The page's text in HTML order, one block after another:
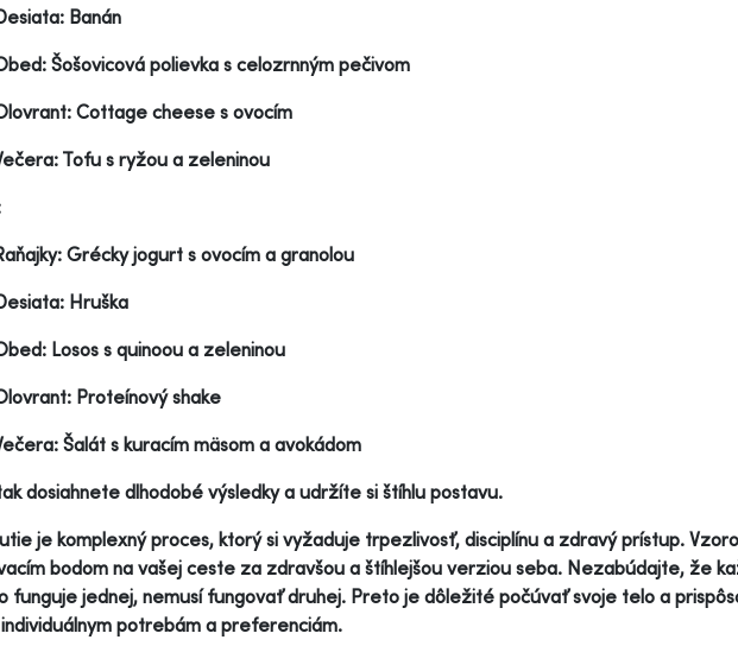
Banán
Šošovicová polievka s celozrnným pečivom
Cottage cheese s ovocím
Tofu s ryžou a zeleninou
Grécky jogurt s ovocím a granolou
Hruška
Losos s quinoou a zeleninou
Proteínový shake
Šalát s kuracím mäsom a avokádom
dosiahnete dlhodobé výsledky a udržíte si štíhlu postavu.
je komplexný proces, ktorý si vyžaduje trpezlivosť, disciplínu a zdravý prístup.
bodom na vašej ceste za zdravšou a štíhlejšou verziou seba. Nezabúdajte, že
funguje jednej, nemusí fungovať druhej. Preto je dôležité počúvať svoje telo a
potrebám a preferenciám.